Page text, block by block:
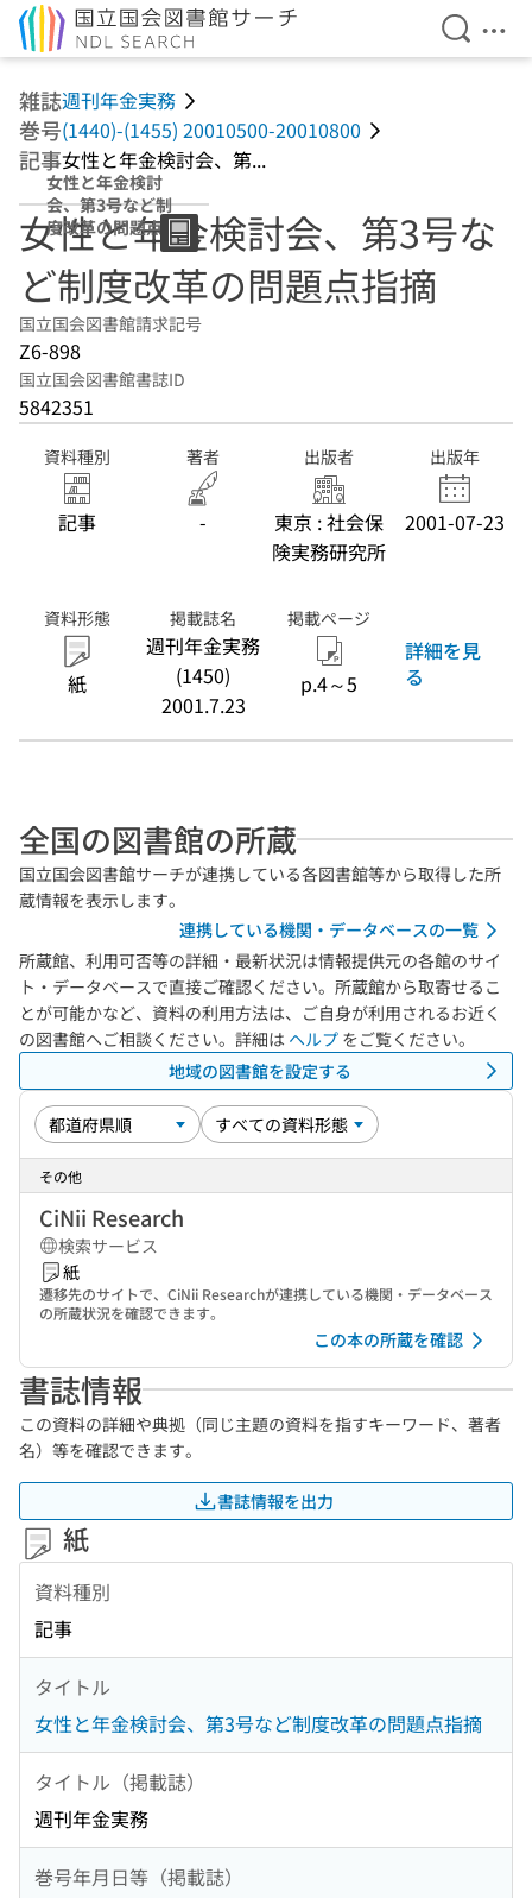
検索を
メ
雑誌週刊年金実務
巻号(1440)-(1455) 20010500-20010800
記事女性と年金検討会、第...
女性と年金検討
会、第3号など制
度改革の問題点指
摘
女性と年金検討会、第3号な
ど制度改革の問題点指摘
国立国会図書館請求記号
Z6-898
国立国会図書館書誌ID
5842351
資料種別
記事
著者
-
出版者
東京 : 社会保
険実務研究所
出版年
2001-07-23
資料形態
紙
掲載誌名
週刊年金実務
(1450)
2001.7.23
掲載ページ
p.4～5
詳細を見
る
全国の図書館の所蔵
国立国会図書館サーチが連携している各図書館等から取得した所
蔵情報を表示します。
連携している機関・データベースの一覧
所蔵館、利用可否等の詳細・最新状況は情報提供元の各館のサイ
ト・データベースで直接ご確認ください。所蔵館から取寄せるこ
とが可能かなど、資料の利用方法は、ご自身が利用されるお近く
の図書館へご相談ください。詳細は ヘルプ をご覧ください。
地域の図書館を設定する
その他
CiNii Research
検索サービス
紙
遷移先のサイトで、CiNii Researchが連携している機関・データベース
の所蔵状況を確認できます。
この本の所蔵を確認
書誌情報
この資料の詳細や典拠（同じ主題の資料を指すキーワード、著者
名）等を確認できます。
書誌情報を出力
紙
資料種別
記事
タイトル
女性と年金検討会、第3号など制度改革の問題点指摘
タイトル（掲載誌）
週刊年金実務
巻号年月日等（掲載誌）